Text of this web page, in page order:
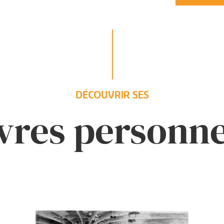
DÉCOUVRIR SES